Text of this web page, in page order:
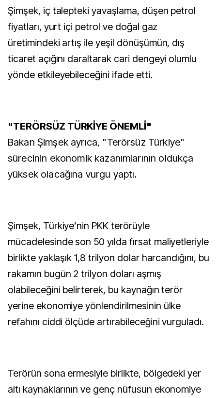
Şimşek, iç talepteki yavaşlama, düşen petrol
fiyatları, yurt içi petrol ve doğal gaz
üretimindeki artış ile yeşil dönüşümün, dış
ticaret açığını daraltarak cari dengeyi olumlu
yönde etkileyebileceğini ifade etti.
"TERÖRSÜZ TÜRKİYE ÖNEMLİ"
Bakan Şimşek ayrıca, "Terörsüz Türkiye"
sürecinin ekonomik kazanımlarının oldukça
yüksek olacağına vurgu yaptı.
Şimşek, Türkiye’nin PKK terörüyle
mücadelesinde son 50 yılda fırsat maliyetleriyle
birlikte yaklaşık 1,8 trilyon dolar harcandığını, bu
rakamın bugün 2 trilyon doları aşmış
olabileceğini belirterek, bu kaynağın terör
yerine ekonomiye yönlendirilmesinin ülke
refahını ciddi ölçüde artırabileceğini vurguladı.
Terörün sona ermesiyle birlikte, bölgedeki yer
altı kaynaklarının ve genç nüfusun ekonomiye